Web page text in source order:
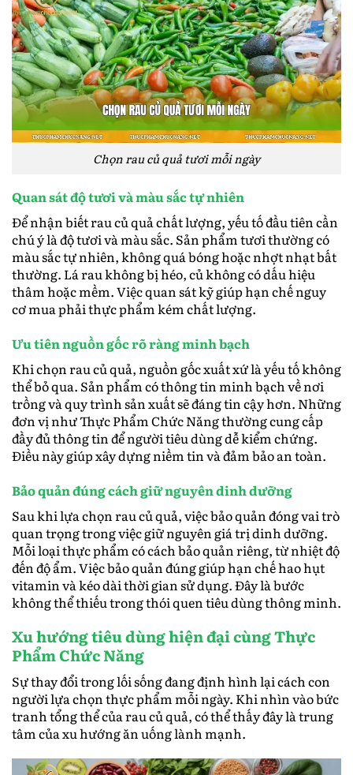
Chọn rau củ quả tươi mỗi ngày
Quan sát độ tươi và màu sắc tự nhiên
Để nhận biết rau củ quả chất lượng, yếu tố đầu tiên cần
chú ý là độ tươi và màu sắc. Sản phẩm tươi thường có
màu sắc tự nhiên, không quá bóng hoặc nhợt nhạt bất
thường. Lá rau không bị héo, củ không có dấu hiệu
thâm hoặc mềm. Việc quan sát kỹ giúp hạn chế nguy
cơ mua phải thực phẩm kém chất lượng.
Ưu tiên nguồn gốc rõ ràng minh bạch
Khi chọn rau củ quả, nguồn gốc xuất xứ là yếu tố không
thể bỏ qua. Sản phẩm có thông tin minh bạch về nơi
trồng và quy trình sản xuất sẽ đáng tin cậy hơn. Những
đơn vị như Thực Phẩm Chức Năng thường cung cấp
đầy đủ thông tin để người tiêu dùng dễ kiểm chứng.
Điều này giúp xây dựng niềm tin và đảm bảo an toàn.
Bảo quản đúng cách giữ nguyên dinh dưỡng
Sau khi lựa chọn rau củ quả, việc bảo quản đóng vai trò
quan trọng trong việc giữ nguyên giá trị dinh dưỡng.
Mỗi loại thực phẩm có cách bảo quản riêng, từ nhiệt độ
đến độ ẩm. Việc bảo quản đúng giúp hạn chế hao hụt
vitamin và kéo dài thời gian sử dụng. Đây là bước
không thể thiếu trong thói quen tiêu dùng thông minh.
Xu hướng tiêu dùng hiện đại cùng Thực
Phẩm Chức Năng
Sự thay đổi trong lối sống đang định hình lại cách con
người lựa chọn thực phẩm mỗi ngày. Khi nhìn vào bức
tranh tổng thể của rau củ quả, có thể thấy đây là trung
tâm của xu hướng ăn uống lành mạnh.